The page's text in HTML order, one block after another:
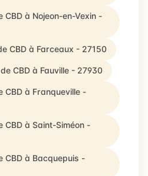
à Nojeon-en-Vexin -
CBD à Farceaux - 27150
CBD à Fauville - 27930
CBD à Franqueville -
CBD à Saint-Siméon -
CBD à Bacquepuis -